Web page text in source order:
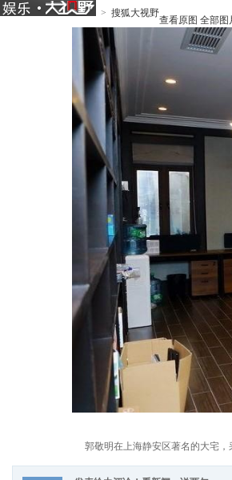
> 搜狐大视野
查看原图 全部图
郭敬明在上海静安区著名的大宅